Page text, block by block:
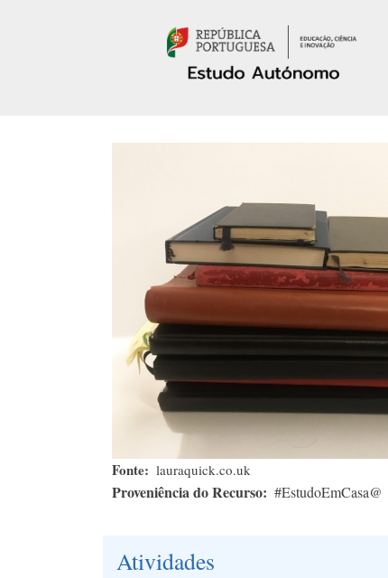
Fonte lauraquick.co.uk
Proveniência do Recurso #EstudoEmCasa@
Atividades